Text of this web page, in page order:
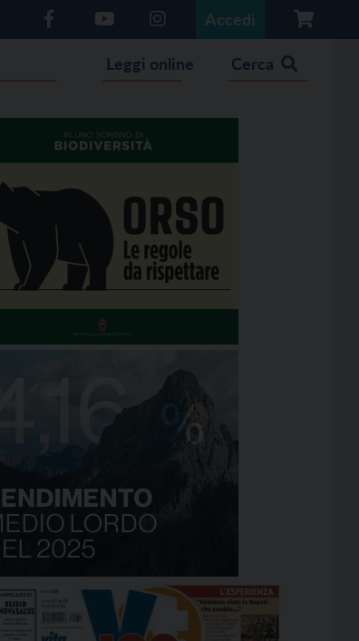
Accedi
Leggi online Cerca